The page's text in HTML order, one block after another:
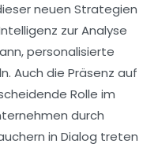
neuen Strategien
zur Analyse
personalisierte
Auch die Präsenz auf
Rolle im
durch
in Dialog treten